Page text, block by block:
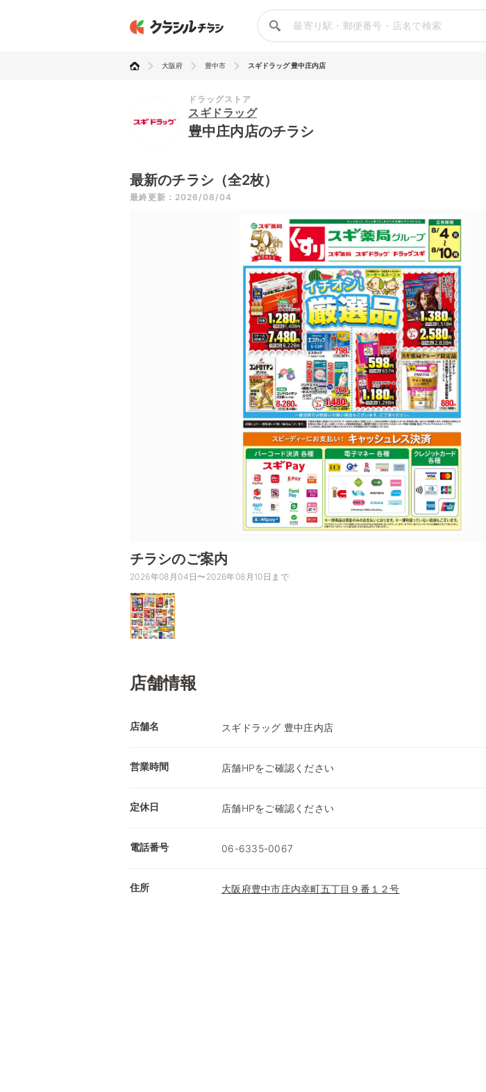
大阪府 豊中市 スギドラッグ 豊中庄内店
ドラッグストア
スギドラッグ
豊中庄内店のチラシ
最新のチラシ（全2枚）
最終更新：2026/08/04
チラシのご案内
2026年08月04日〜2026年08月10日まで
店舗情報
店舗名 スギドラッグ 豊中庄内店
営業時間 店舗HPをご確認ください
定休日 店舗HPをご確認ください
電話番号 06-6335-0067
住所 大阪府豊中市庄内幸町五丁目９番１２号